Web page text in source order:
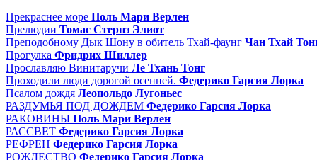
Прекраснее море Поль Мари Верлен
Прелюдии Томас Стернз Элиот
Преподобному Дык Шону в обитель Тхай-фаунг Чан Тхай
Прогулка Фридрих Шиллер
Прославляю Винитаручи Ле Тхань Тонг
Проходили люди дорогой осенней. Федерико Гарсия Лорка
Псалом дождя Леопольдо Лугоньес
РАЗДУМЬЯ ПОД ДОЖДЕМ Федерико Гарсия Лорка
РАКОВИНЫ Поль Мари Верлен
РАССВЕТ Федерико Гарсия Лорка
РЕФРЕН Федерико Гарсия Лорка
РОЖДЕСТВО Федерико Гарсия Лорка